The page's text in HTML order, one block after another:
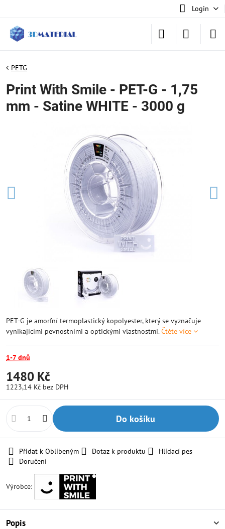
Login
PETG
Print With Smile - PET-G - 1,75
mm - Satine WHITE - 3000 g
PET-G je amorfní termoplastický kopolyester, který se vyznačuje
vynikajícími pevnostními a optickými vlastnostmi.Čtěte více
1-7 dnů
1480 Kč
1223,14 Kč bez DPH
Do košíku
Přidat k Oblíbeným Dotaz k produktu
Hlídací pes
Doručení
Výrobce:
Popis